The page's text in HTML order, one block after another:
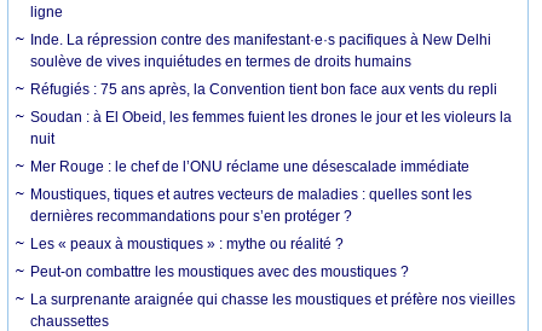
ligne
Inde. La répression contre des manifestant·e·s pacifiques à New Delhi
soulève de vives inquiétudes en termes de droits humains
Réfugiés : 75 ans après, la Convention tient bon face aux vents du repli
Soudan : à El Obeid, les femmes fuient les drones le jour et les violeurs la
nuit
Mer Rouge : le chef de l’ONU réclame une désescalade immédiate
Moustiques, tiques et autres vecteurs de maladies : quelles sont les
dernières recommandations pour s’en protéger ?
Les « peaux à moustiques » : mythe ou réalité ?
Peut-on combattre les moustiques avec des moustiques ?
La surprenante araignée qui chasse les moustiques et préfère nos vieilles
chaussettes